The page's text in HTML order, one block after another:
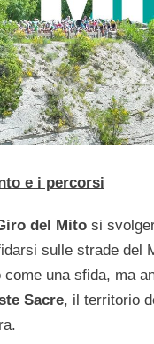
e i percorsi
del Mito si
sulle strade del
una sfida, ma
Sacre, il territorio